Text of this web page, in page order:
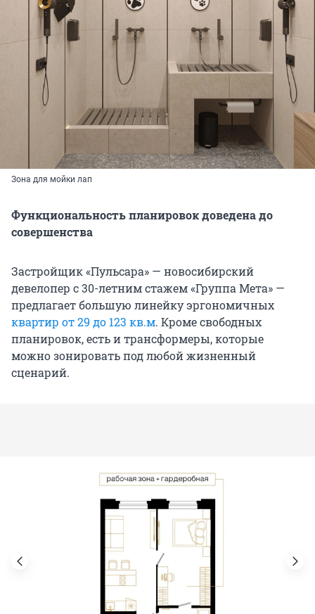
Зона для мойки лап
Функциональность планировок доведена до
совершенства
Застройщик «Пульсара» — новосибирский
девелопер с 30-летним стажем «Группа Мета» —
предлагает большую линейку эргономичных
квартир от 29 до 123 кв.м. Кроме свободных
планировок, есть и трансформеры, которые
можно зонировать под любой жизненный
сценарий.